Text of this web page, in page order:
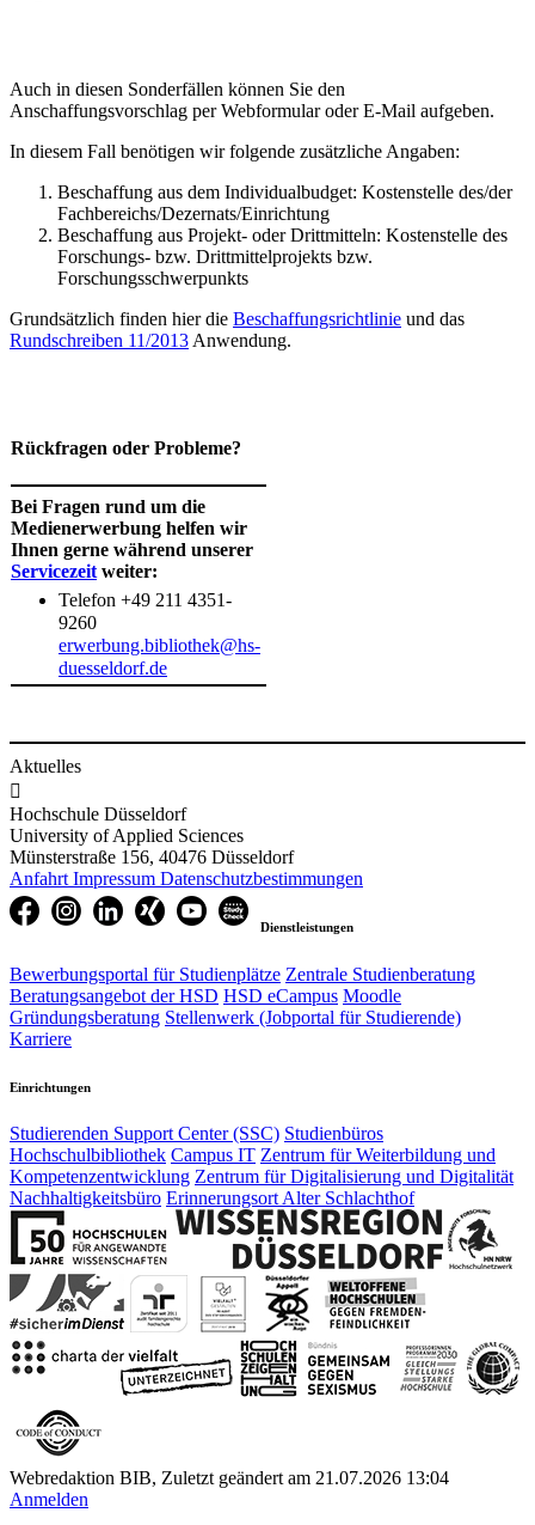
Auch in diesen Sonderfällen können Sie den
Anschaffungsvorschlag per Webformular oder E-Mail aufgeben.
In diesem Fall benötigen wir folgende zusätzliche Angaben:
Beschaffung aus dem Individualbudget: Kostenstelle des/der
Fachbereichs/Dezernats/Einrichtung
Beschaffung aus Projekt- oder Drittmitteln: Kostenstelle des
Forschungs- bzw. Drittmittelprojekts bzw.
Forschungsschwerpunkts
Grundsätzlich finden hier die Beschaffungsrichtlinie und das
Rundschreiben 11/2013 Anwendung.
Rückfragen oder Probleme?
Bei Fragen rund um die
Medienerwerbung helfen wir
Ihnen gerne während unserer
Servicezeit weiter:
Telefon +49 211 4351-
9260
erwerbung.bibliothek@hs-
duesseldorf.de
Aktuelles

Hochschule Düsseldorf
University of Applied Sciences
Münsterstraße 156, 40476 Düsseldorf
Anfahrt Impressum Datenschutzbestimmungen
Dienstleistungen
Bewerbungsportal für Studienplätze Zentrale Studienberatung
Beratungsangebot der HSD HSD eCampus Moodle
Gründungsberatung Stellenwerk (Jobportal für Studierende)
Karriere
Einrichtungen
Studierenden Support Center (SSC) Studienbüros
Hochschulbibliothek Campus IT Zentrum für Weiterbildung und
Kompetenzentwicklung Zentrum für Digitalisierung und Digitalität
Nachhaltigkeitsbüro Erinnerungsort Alter Schlachthof
Webredaktion BIB, Zuletzt geändert am 21.07.2026 13:04
Anmelden